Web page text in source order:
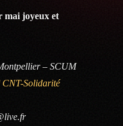
mai joyeux et
– SCUM
CNT-Solidarité